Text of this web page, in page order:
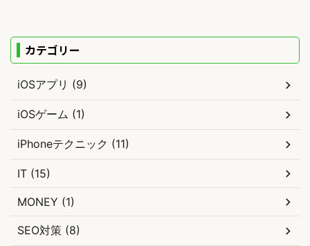
カテゴリー
iOSアプリ (9)
iOSゲーム (1)
iPhoneテクニック (11)
IT (15)
MONEY (1)
SEO対策 (8)